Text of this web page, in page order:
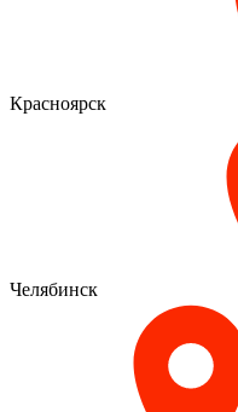
Красноярск
Челябинск